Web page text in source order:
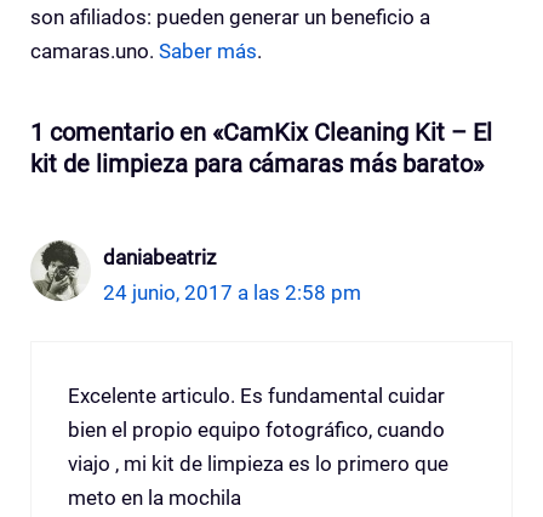
son afiliados: pueden generar un beneficio a
camaras.uno. Saber más.
1 comentario en «CamKix Cleaning Kit – El
kit de limpieza para cámaras más barato»
daniabeatriz
24 junio, 2017 a las 2:58 pm
Excelente articulo. Es fundamental cuidar
bien el propio equipo fotográfico, cuando
viajo , mi kit de limpieza es lo primero que
meto en la mochila